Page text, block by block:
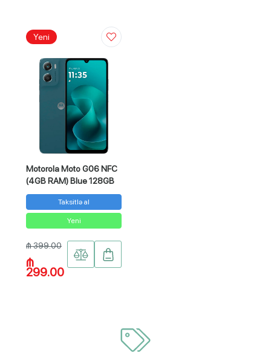
Yeni
Motorola Moto G06 NFC
(4GB RAM) Blue 128GB
Taksitlə al
Yeni
₼ 399.00
₼
299.00